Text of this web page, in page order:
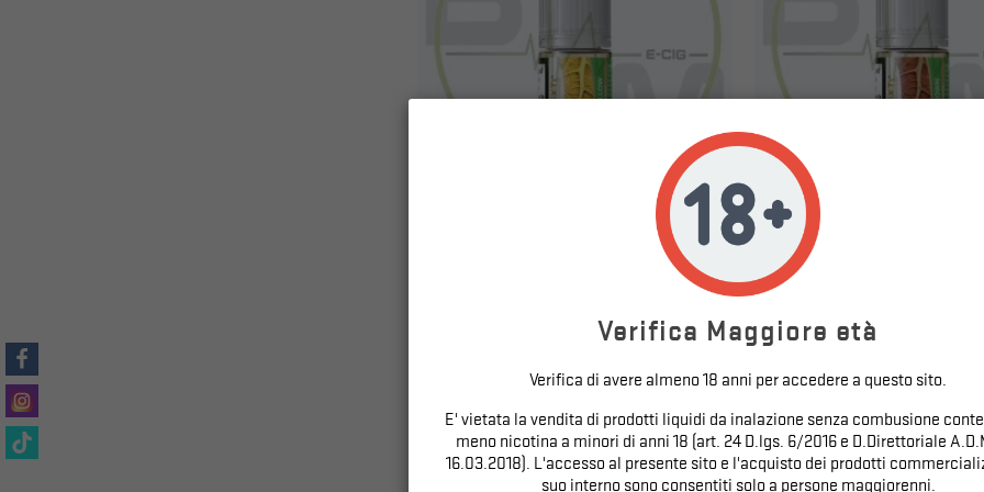
CLASSIC YELLOW - SVAPONEXT - AROMA
CLASSIC BROWN - SVAPONEXT
Verifica Maggiore età
Verifica di avere almeno 18 anni per accedere a questo sito.
E' vietata la vendita di prodotti liquidi da inalazione senza combusione
meno nicotina a minori di anni 18 (art. 24 D.lgs. 6/2016 e D.Direttoriale
16.03.2018). L'accesso al presente sito e l'acquisto dei prodotti
suo interno sono consentiti solo a persone maggiorenni.